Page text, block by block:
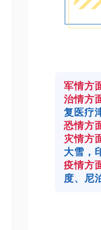
军情方
治情方
复医疗
恐情方
灾情方
大雪，
疫情方
度、尼